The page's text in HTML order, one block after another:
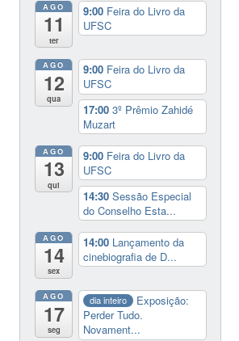
AGO
11
ter
9:00 Feira do Livro da
UFSC
AGO
12
qua
9:00 Feira do Livro da
UFSC
17:003º Prêmio Zahidé
Muzart
AGO
13
qui
9:00 Feira do Livro da
UFSC
14:30Sessão Especial
do Conselho Esta...
AGO
14
sex
14:00 Lançamento da
cinebiografia de D...
AGO
17
seg
dia inteiro
Exposição:
Perder Tudo.
Novament...